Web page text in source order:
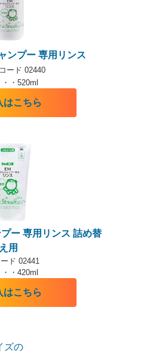
ンプー 専用リンス
ード 02440
・520ml
はこちら
ー 専用リンス 詰め替
え用
ド 02441
・420ml
はこちら
ズの